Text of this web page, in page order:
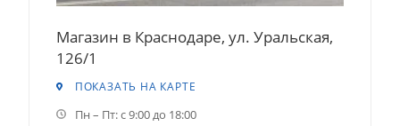
Магазин в Краснодаре, ул. Уральская,
126/1
ПОКАЗАТЬ НА КАРТЕ
Пн – Пт: с 9:00 до 18:00